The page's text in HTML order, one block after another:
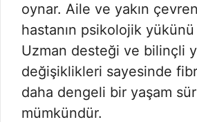
oynar. Aile ve yakın
hastanın psikolojik
Uzman desteği ve bilinçli
değişiklikleri sayesinde
daha dengeli bir yaşam
mümkündür.